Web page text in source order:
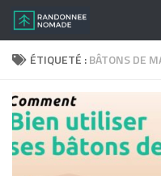
Skip to content
ÉTIQUETÉ :BÂTONS DE